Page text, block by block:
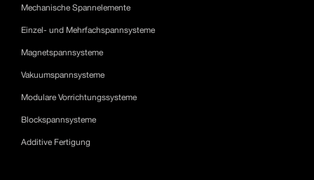
Mechanische Spannelemente
Einzel- und Mehrfachspannsysteme
Magnetspannsysteme
Vakuumspannsysteme
Modulare Vorrichtungssysteme
Blockspannsysteme
Additive Fertigung